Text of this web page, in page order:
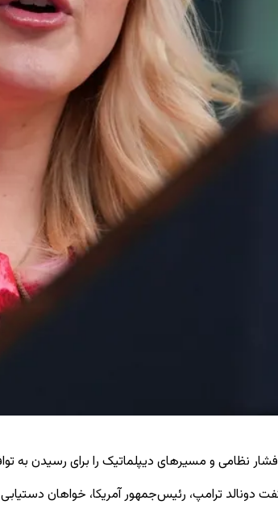
نظامی و مسیرهای دیپلماتیک را برای رسیدن به
ترامپ، رئیس‌جمهور آمریکا، خواهان دستیابی به